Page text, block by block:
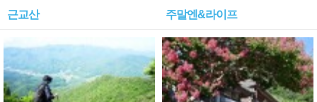
근교산 주말엔&라이프